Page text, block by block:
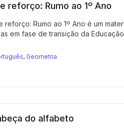
reforço: Rumo ao 1º Ano
reforço: Rumo ao 1º Ano é um
em fase de transição da Educação
, Geometria
do alfabeto